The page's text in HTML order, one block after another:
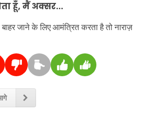
हूँ, मैं अक्सर...
जाने के लिए आमंत्रित करता है तो नाराज़